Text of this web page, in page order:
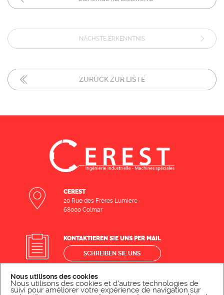
NÄCHSTE ERKENNTNIS
ZURÜCK ZUR LISTE
CEREST
20 Rue des Frères Lumiere
68000 Colmar
KONTAKTIEREN SIE UNS PER MAIL
SCHREIBEN SIE UNS
KONTAKTIEREN SIE UNS TELEFONISCH
Nous utilisons des cookies
Nous utilisons des cookies et d'autres technologies de
suivi pour améliorer votre expérience de navigation sur